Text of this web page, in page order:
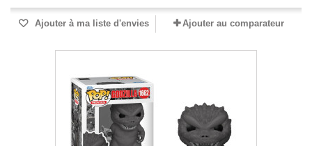
Ajouter à ma liste d'envies Ajouter au comparateur